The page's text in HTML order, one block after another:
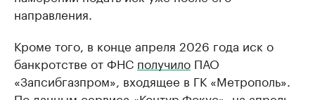
направления.
Кроме того, в конце апреля 2026 года иск о
банкротстве от ФНС получило ПАО
«Запсибгазпром», входящее в ГК «Метрополь».